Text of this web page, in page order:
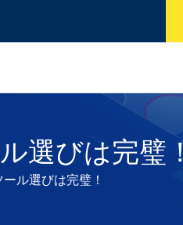
選びは完璧！
ル選びは完璧！